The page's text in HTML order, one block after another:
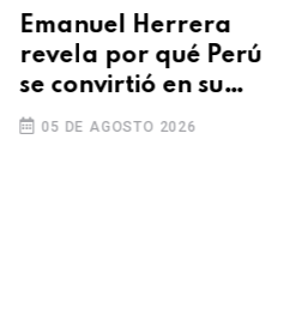
Emanuel Herrera
revela por qué Perú
se convirtió en su
segunda casa
05 DE AGOSTO 2026